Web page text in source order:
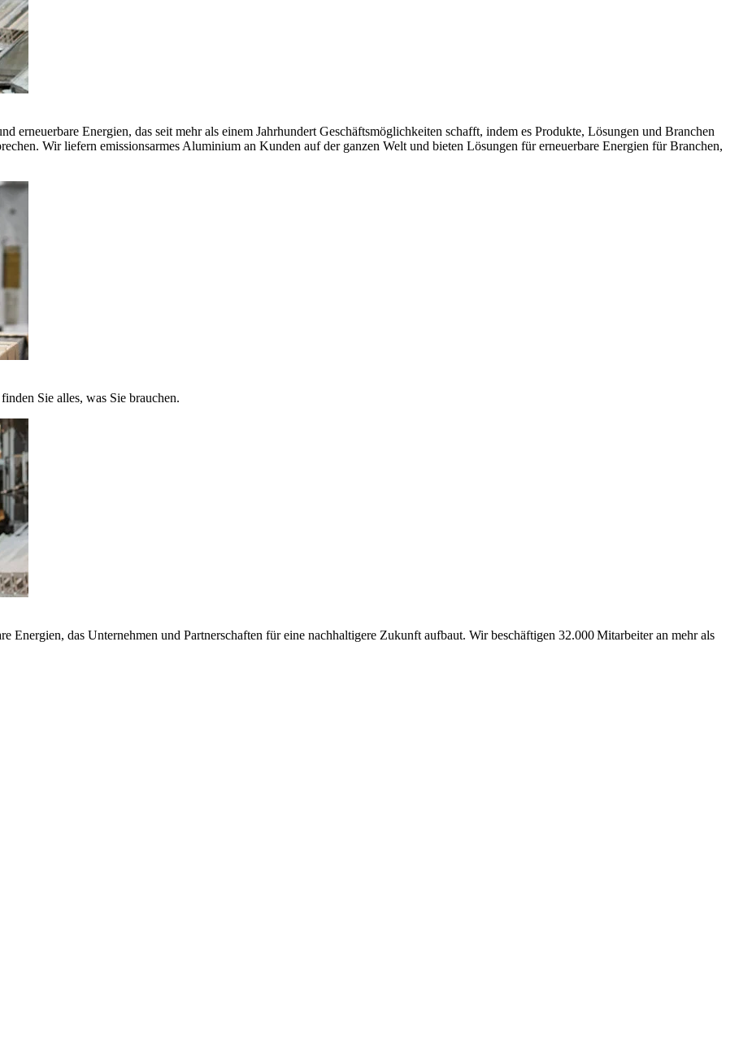
erneuerbare Energien, das seit mehr als einem Jahrhundert Geschäftsmöglichkeiten schafft, indem es Produkte, Lösungen und Branchen
Wir liefern emissionsarmes Aluminium an Kunden auf der ganzen Welt und bieten Lösungen für erneuerbare Energien für Branchen,
Sie alles, was Sie brauchen.
Energien, das Unternehmen und Partnerschaften für eine nachhaltigere Zukunft aufbaut. Wir beschäftigen 32.000 Mitarbeiter an mehr als